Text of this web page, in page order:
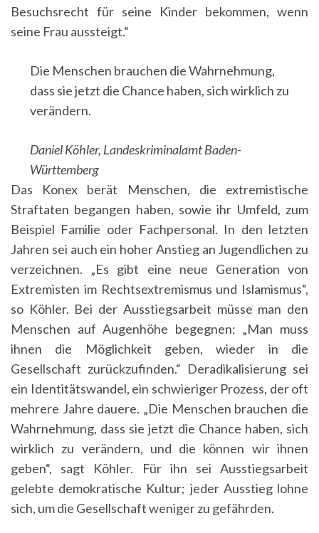
Besuchsrecht für seine Kinder bekommen, wenn
seine Frau aussteigt.“
Die Menschen brauchen die Wahrnehmung,
dass sie jetzt die Chance haben, sich wirklich zu
verändern.
Daniel Köhler, Landeskriminalamt Baden-
Württemberg
Das Konex berät Menschen, die extremistische
Straftaten begangen haben, sowie ihr Umfeld, zum
Beispiel Familie oder Fachpersonal. In den letzten
Jahren sei auch ein hoher Anstieg an Jugendlichen zu
verzeichnen. „Es gibt eine neue Generation von
Extremisten im Rechtsextremismus und Islamismus“,
so Köhler. Bei der Ausstiegsarbeit müsse man den
Menschen auf Augenhöhe begegnen: „Man muss
ihnen die Möglichkeit geben, wieder in die
Gesellschaft zurückzufinden.“ Deradikalisierung sei
ein Identitätswandel, ein schwieriger Prozess, der oft
mehrere Jahre dauere. „Die Menschen brauchen die
Wahrnehmung, dass sie jetzt die Chance haben, sich
wirklich zu verändern, und die können wir ihnen
geben“, sagt Köhler. Für ihn sei Ausstiegsarbeit
gelebte demokratische Kultur; jeder Ausstieg lohne
sich, um die Gesellschaft weniger zu gefährden.